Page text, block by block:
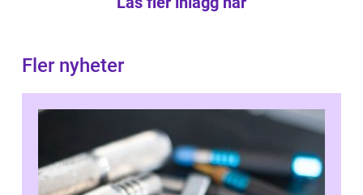
Fler nyheter